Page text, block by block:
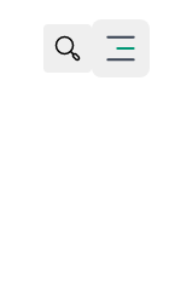
Suche
Menü